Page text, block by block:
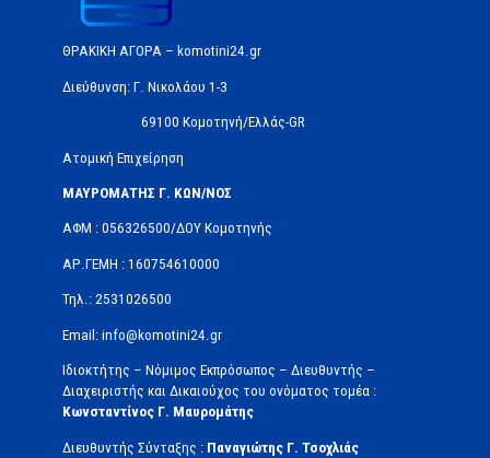
ΘΡΑΚΙΚΗ ΑΓΟΡΑ – komotini24.gr
Διεύθυνση: Γ. Νικολάου 1-3
69100 Κομοτηνή/Ελλάς-GR
Ατομική Επιχείρηση
ΜΑΥΡΟΜΑΤΗΣ Γ. ΚΩΝ/ΝΟΣ
ΑΦΜ : 056326500/ΔOΥ Κομοτηνής
ΑΡ.ΓΕΜΗ : 160754610000
Τηλ.: 2531026500
Email: info@komotini24.gr
Ιδιοκτήτης – Νόμιμος Εκπρόσωπος – Διευθυντής –
Διαχειριστής και Δικαιούχος του ονόματος τομέα :
Κωνσταντίνος Γ. Μαυρομάτης
Διευθυντής Σύνταξης : Παναγιώτης Γ. Τσοχλιάς